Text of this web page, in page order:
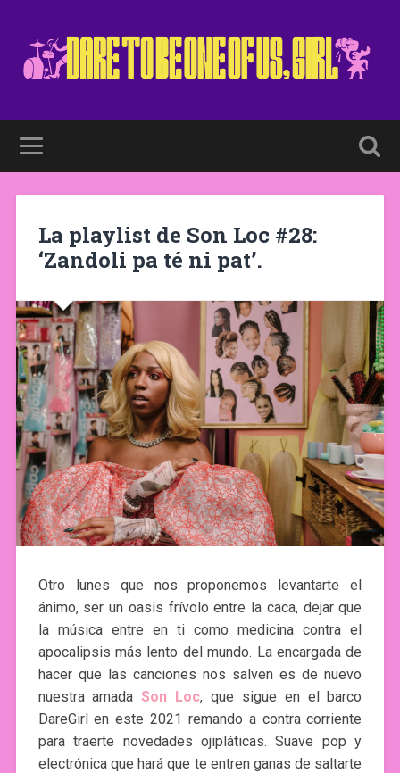
La playlist de Son Loc #28:
‘Zandoli pa té ni pat’.
Otro lunes que nos proponemos levantarte el
ánimo, ser un oasis frívolo entre la caca, dejar que
la música entre en ti como medicina contra el
apocalipsis más lento del mundo. La encargada de
hacer que las canciones nos salven es de nuevo
nuestra amadaSon Loc, que sigue en el barco
DareGirl en este 2021 remando a contra corriente
para traerte novedades ojipláticas. Suave pop y
electrónica que hará que te entren ganas de saltarte